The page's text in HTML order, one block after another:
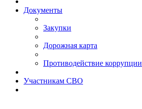
Документы
Закупки
Дорожная карта
Противодействие коррупции
Участникам СВО